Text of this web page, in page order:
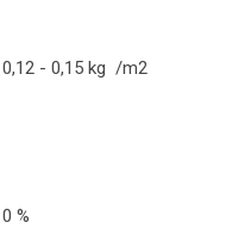
0,12 - 0,15 kg /m2
0 %